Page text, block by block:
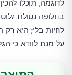
לדוגמה, תוכלו
בחלופה נטולת
לחיות בלי; היא
על מנת לוודא כי